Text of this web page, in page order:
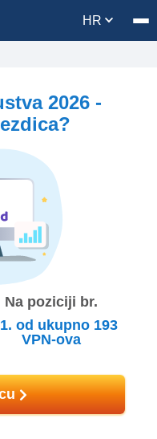
HR
2026 -
Na poziciji br.
od ukupno 193
VPN-ova